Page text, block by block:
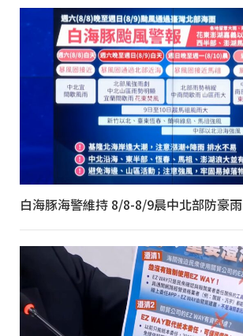
白海豚海警維持 8/8-8/9晨中北部防豪雨